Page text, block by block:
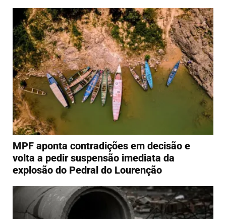
MPF aponta contradições em decisão e
volta a pedir suspensão imediata da
explosão do Pedral do Lourenção